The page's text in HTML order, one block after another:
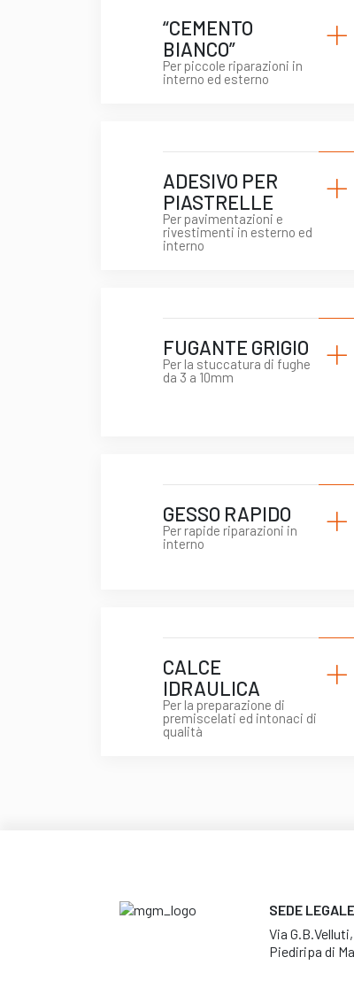
“CEMENTO
BIANCO”
Per piccole riparazioni in
interno ed esterno
+
ADESIVO PER
PIASTRELLE
Per pavimentazioni e
rivestimenti in esterno ed
interno
+
FUGANTE GRIGIO
Per la stuccatura di fughe
da 3 a 10mm
+
GESSO RAPIDO
Per rapide riparazioni in
interno
+
CALCE
IDRAULICA
Per la preparazione di
premiscelati ed intonaci di
qualità
+
SEDE LEGALE
Via
Piediripa di